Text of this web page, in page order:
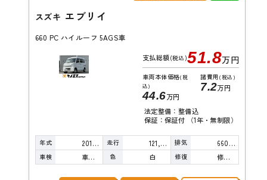
スズキ エブリイ
660 PC ハイルーフ 5AGS車
支払総額(税込)51.8万円
車両本体価格(税
込)
44.6万円
諸費用 (税込)
7.2万円
法定整備：整備込
保証：保証付 （1年・無制限）
年式 2018年 走行 121,000km 排気 660cc
車検 車検整備付 色 白 修復 修復歴無し